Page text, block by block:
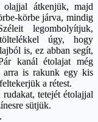
átkenjük, majd
körbe járva, mindig
legombolyítjuk,
úgy, hogy
is, ez abban segít,
kanál étolajat még
arra is rakunk egy kis
a rétest.
tetejét étolajjal
sütjük.